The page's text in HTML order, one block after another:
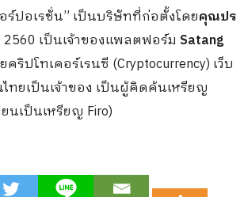
ร์ปอเรชั่น” เป็นบริษัทที่ก่อตั้งโดยคุณปร
เป็นเจ้าของแพลตฟอร์ม Satang
ริปโทเคอร์เรนซี (Cryptocurrency) เว็บ
ทยเป็นเจ้าของ เป็นผู้คิดค้นเหรียญ
นเป็นเหรียญ Firo)